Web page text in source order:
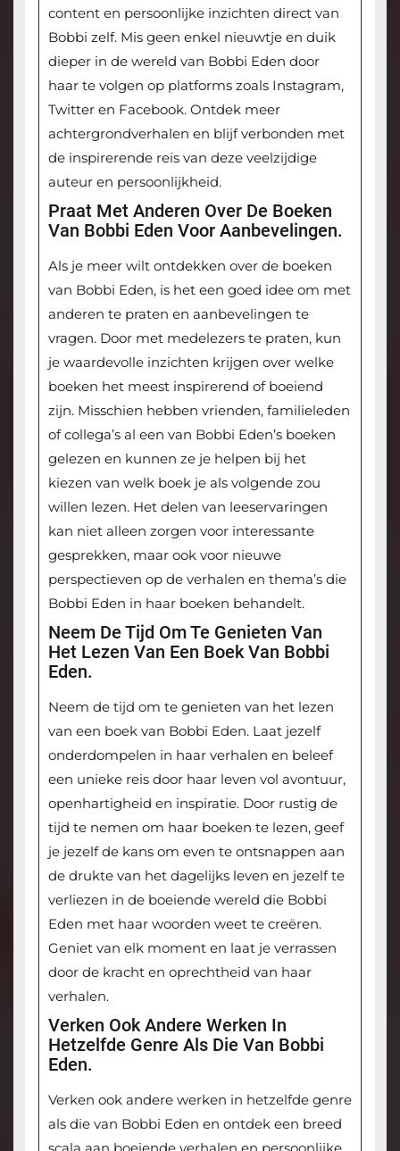
content en persoonlijke inzichten direct van
Bobbi zelf. Mis geen enkel nieuwtje en duik
dieper in de wereld van Bobbi Eden door
haar te volgen op platforms zoals Instagram,
Twitter en Facebook. Ontdek meer
achtergrondverhalen en blijf verbonden met
de inspirerende reis van deze veelzijdige
auteur en persoonlijkheid.
Praat Met Anderen Over De Boeken
Van Bobbi Eden Voor Aanbevelingen.
Als je meer wilt ontdekken over de boeken
van Bobbi Eden, is het een goed idee om met
anderen te praten en aanbevelingen te
vragen. Door met medelezers te praten, kun
je waardevolle inzichten krijgen over welke
boeken het meest inspirerend of boeiend
zijn. Misschien hebben vrienden, familieleden
of collega’s al een van Bobbi Eden’s boeken
gelezen en kunnen ze je helpen bij het
kiezen van welk boek je als volgende zou
willen lezen. Het delen van leeservaringen
kan niet alleen zorgen voor interessante
gesprekken, maar ook voor nieuwe
perspectieven op de verhalen en thema’s die
Bobbi Eden in haar boeken behandelt.
Neem De Tijd Om Te Genieten Van
Het Lezen Van Een Boek Van Bobbi
Eden.
Neem de tijd om te genieten van het lezen
van een boek van Bobbi Eden. Laat jezelf
onderdompelen in haar verhalen en beleef
een unieke reis door haar leven vol avontuur,
openhartigheid en inspiratie. Door rustig de
tijd te nemen om haar boeken te lezen, geef
je jezelf de kans om even te ontsnappen aan
de drukte van het dagelijks leven en jezelf te
verliezen in de boeiende wereld die Bobbi
Eden met haar woorden weet te creëren.
Geniet van elk moment en laat je verrassen
door de kracht en oprechtheid van haar
verhalen.
Verken Ook Andere Werken In
Hetzelfde Genre Als Die Van Bobbi
Eden.
Verken ook andere werken in hetzelfde genre
als die van Bobbi Eden en ontdek een breed